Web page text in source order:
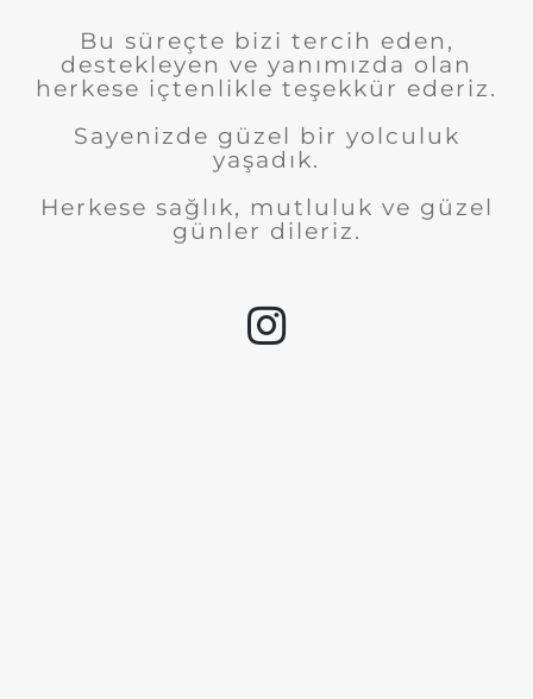
Bu süreçte bizi tercih eden,
destekleyen ve yanımızda olan
herkese içtenlikle teşekkür ederiz.
Sayenizde güzel bir yolculuk
yaşadık.
Herkese sağlık, mutluluk ve güzel
günler dileriz.